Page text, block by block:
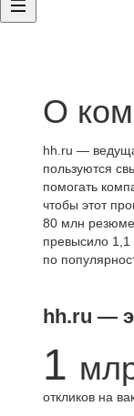
О
hh.ru —
пользуются
помогать
чтобы этот
80 млн
превысило
по
hh.ru —
1
откликов на